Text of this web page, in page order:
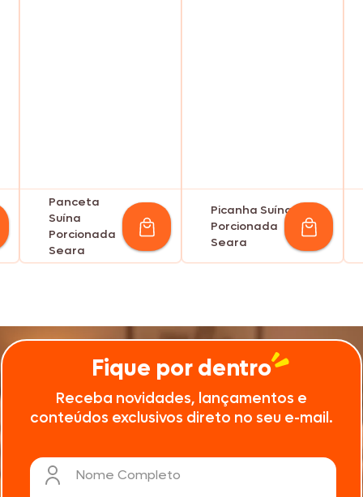
Panceta
Suína
Porcionada
Seara
Picanha Suína
Porcionada
Seara
Fique por dentro
Receba novidades, lançamentos e
conteúdos exclusivos direto no seu e-mail.
Nome Completo